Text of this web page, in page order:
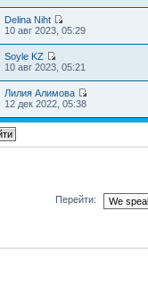
Delina Niht
10 авг 2023, 05:29
Soyle KZ
10 авг 2023, 05:21
Лилия Алимова
12 дек 2022, 05:38
Перейти: